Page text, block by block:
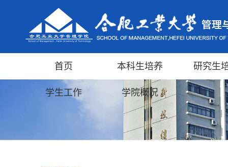
首页 本科生培养 研究生
学生工作 学院概况